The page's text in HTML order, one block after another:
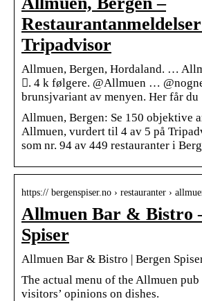
Tripadvisor
Allmuen, Bergen, Hordaland. …
󱞋. 4 k følgere. @Allmuen …
brunsjvariant av menyen. Her får du
Allmuen, Bergen: Se 150 objektive
Allmuen, vurdert til 4 av 5 på
som nr. 94 av 449 restauranter i
https:// bergenspiser.no › restauranter ›
Allmuen Bar & Bistro
Spiser
Allmuen Bar & Bistro | Bergen
The actual menu of the Allmuen pub
visitors’ opinions on dishes.